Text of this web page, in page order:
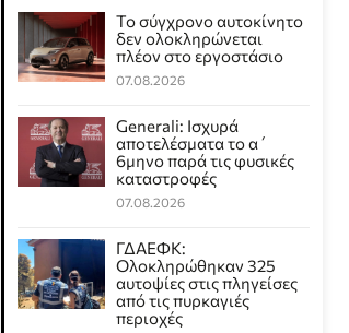
Το σύγχρονο αυτοκίνητο
δεν ολοκληρώνεται
πλέον στο εργοστάσιο
07.08.2026
Generali: Ισχυρά
αποτελέσματα το α΄
6μηνο παρά τις φυσικές
καταστροφές
07.08.2026
ΓΔΑΕΦΚ:
Ολοκληρώθηκαν 325
αυτοψίες στις πληγείσες
από τις πυρκαγιές
περιοχές